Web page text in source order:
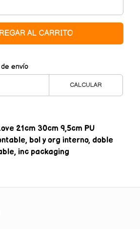
AL CARRITO
envío
CALCULAR
21cm 30cm 9,5cm PU
bol y org interno, doble
inc packaging